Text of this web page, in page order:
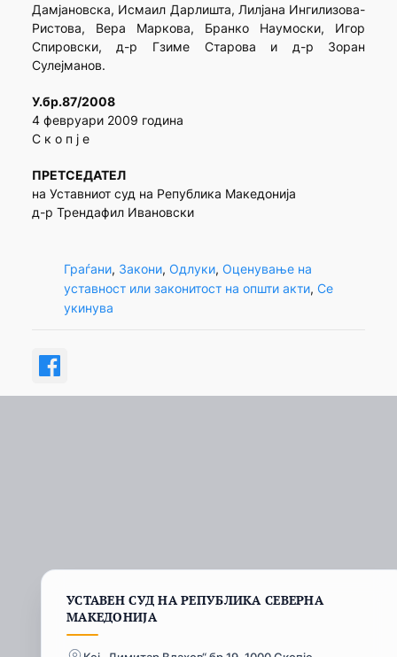
Дамјановска, Исмаил Дарлишта, Лилјана Ингилизова-
Ристова, Вера Маркова, Бранко Наумоски, Игор
Спировски, д-р Гзиме Старова и д-р Зоран
Сулејманов.
У.бр.87/2008
4 февруари 2009 година
С к о п ј е
ПРЕТСЕДАТЕЛ
на Уставниот суд на Република Македонија
д-р Трендафил Ивановски
Граѓани, Закони, Одлуки, Оценување на
уставност или законитост на општи акти, Се
укинува
УСТАВЕН СУД НА РЕПУБЛИКА СЕВЕРНА
МАКЕДОНИЈА